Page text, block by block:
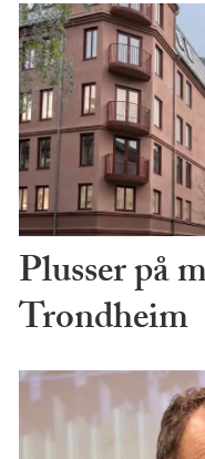
Plusser på
Trondheim